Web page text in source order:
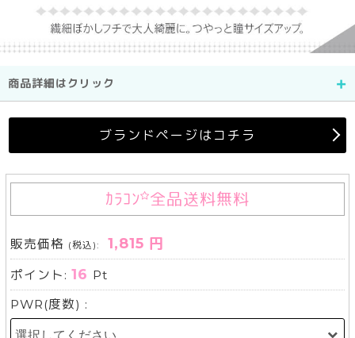
商品詳細はクリック
ブランドページはコチラ
ｶﾗｺﾝ 全品送料無料
販売価格 (税込): 1,815 円
ポイント:16 Pt
PWR(度数) :